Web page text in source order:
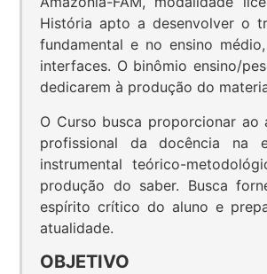
História apto a desenvolver o
fundamental e no ensino
interfaces. O binômio ensino/
dedicarem à produção do
O Curso busca proporcionar
profissional da docência na
instrumental teórico-
produção do saber. Busca
espírito crítico do aluno e
atualidade.
OBJETIVO